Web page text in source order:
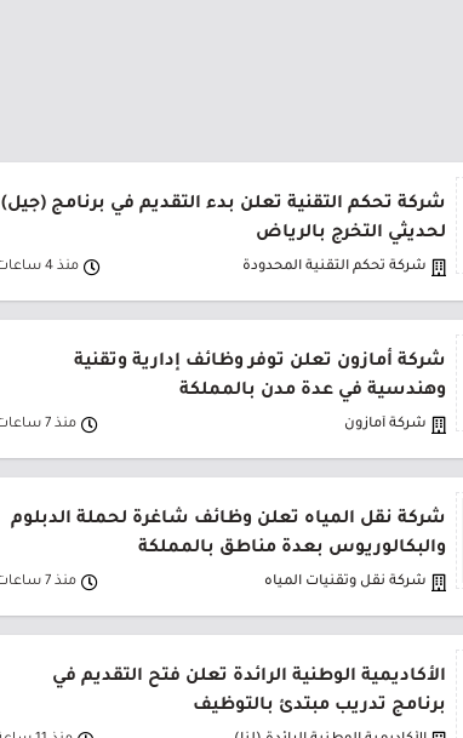
شركة تحكم التقنية تعلن بدء التقديم في برنامج (جيل)
لحديثي التخرج بالرياض
شركة تحكم التقنية المحدودة منذ 4 ساعات
شركة أمازون تعلن توفر وظائف إدارية وتقنية
وهندسية في عدة مدن بالمملكة
شركة أمازون منذ 7 ساعات
شركة نقل المياه تعلن وظائف شاغرة لحملة الدبلوم
والبكالوريوس بعدة مناطق بالمملكة
شركة نقل وتقنيات المياه منذ 7 ساعات
الأكاديمية الوطنية الرائدة تعلن فتح التقديم في
برنامج تدريب مبتدئ بالتوظيف